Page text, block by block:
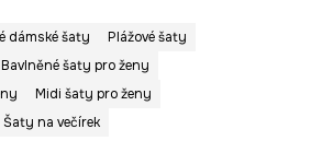
dámské šaty
Plážové šaty
Bavlněné šaty pro ženy
Midi šaty pro ženy
Šaty na večírek